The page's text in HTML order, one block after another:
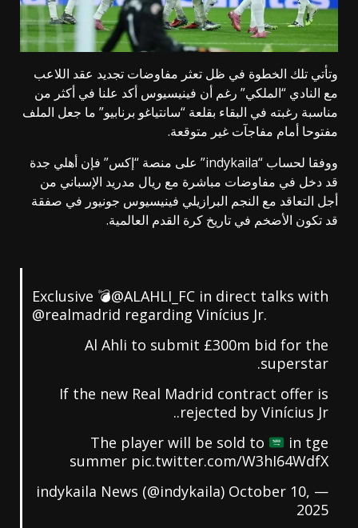
وتأتي تلك الخطوة في ظل تعثر مفاوضات تجديد عقد اللاعب
مع النادي “الملكي” رغم أن فينيسيوس أكد علنا في أكثر من
مناسبة رغبته في البقاء بقلعة “سانتياغو برنابيو” ما جعل الملف
مفتوحا أمام مفاجآت غير متوقعة.
ووفقا لحساب “indykaila” على منصة “إكس” فإن أهلي جدة
قد دخل في مفاوضات مباشرة مع ريال مدريد الإسباني من
أجل التعاقد مع النجم البرازيلي فينيسيوس جونيور في صفقة
قد تكون الأضخم في تاريخ كرة القدم العالمية.
Exclusive 💣@ALAHLI_FCin direct talks with
@realmadrid regarding Vinícius Jr.
Al Ahli to submit £300m bid for the
superstar.
If the new Real Madrid contract offer is
rejected by Vinícius Jr..
The player will be sold to
in tge
summer pic.twitter.com/W3hI64WdfX
— indykaila News (@indykaila)
October 10,
2025